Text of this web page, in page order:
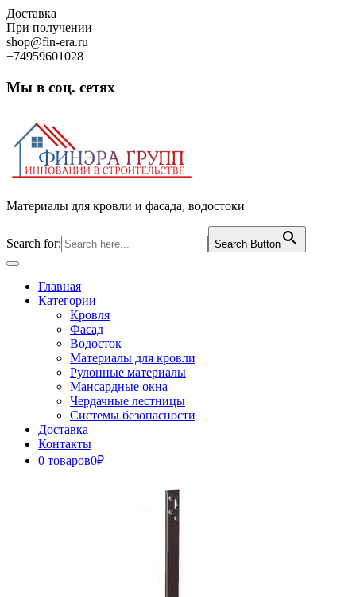
Skip
to
content
Доставка
При получении
shop@fin-era.ru
+74959601028
Мы в соц. сетях
Материалы для кровли и фасада, водостоки
Search for: Search Button
Open
ButtonГлавная
Категории
Кровля
Фасад
Водосток
Материалы для кровли
Рулонные материалы
Мансардные окна
Чердачные лестницы
Системы безопасности
Доставка
Контакты
0 товаров0₽